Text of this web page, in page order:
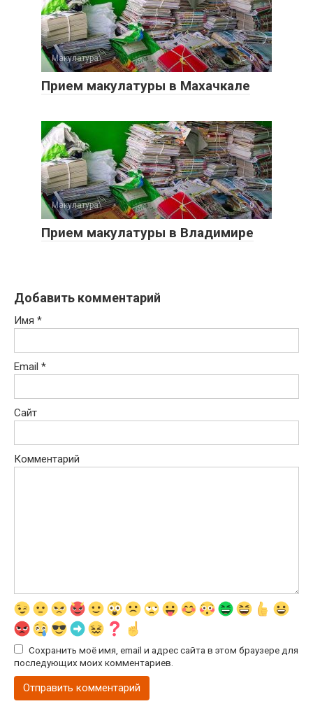
Макулатура 0
Прием макулатуры в Махачкале
Макулатура 0
Прием макулатуры в Владимире
Добавить комментарий
Имя *
Email *
Сайт
Комментарий
Сохранить моё имя, email и адрес сайта в этом браузере для
последующих моих комментариев.